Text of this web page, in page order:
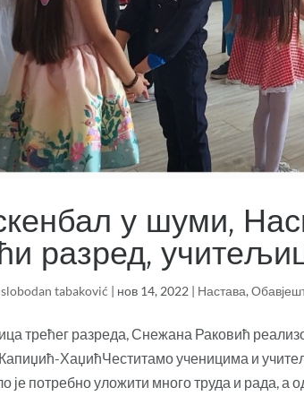
у шуми,
разред,
slobodan tabaković | нов 14, 2022 | Настава,
трећег разреда, Снежана Раковић
ХаџићЧеститамо ученицима и
је потребно уложити много труда и рада, а